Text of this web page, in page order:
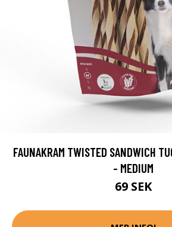
FAUNAKRAM TWISTED SANDWICH
- MEDIUM
69 SEK